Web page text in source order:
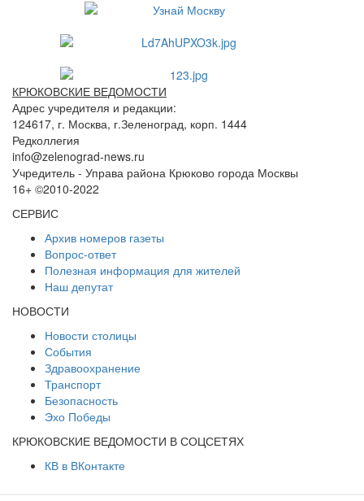
КРЮКОВСКИЕ ВЕДОМОСТИ
Адрес учредителя и редакции:
124617, г. Москва, г.Зеленоград, корп. 1444
Редколлегия
info@zelenograd-news.ru
Учредитель - Управа района Крюково города Москвы
16+ ©2010-2022
СЕРВИС
Архив номеров газеты
Вопрос-ответ
Полезная информация для жителей
Наш депутат
НОВОСТИ
Новости столицы
События
Здравоохранение
Транспорт
Безопасность
Эхо Победы
КРЮКОВСКИЕ ВЕДОМОСТИ В СОЦСЕТЯХ
КВ в ВКонтакте